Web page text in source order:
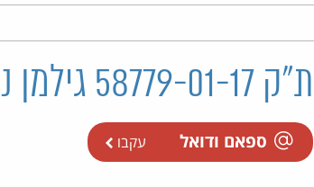
ת"ק 58779-01-17 גילמן נ' שופרסל בע"מ
ספאם ודואל עקבו